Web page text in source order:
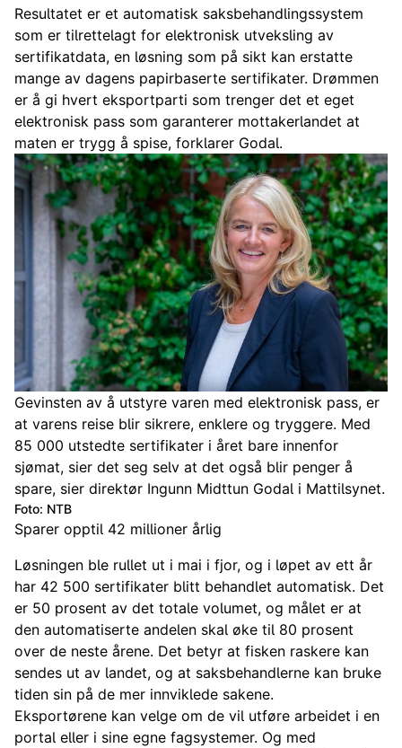
Resultatet er et automatisk saksbehandlingssystem
som er tilrettelagt for elektronisk utveksling av
sertifikatdata, en løsning som på sikt kan erstatte
mange av dagens papirbaserte sertifikater. Drømmen
er å gi hvert eksportparti som trenger det et eget
elektronisk pass som garanterer mottakerlandet at
maten er trygg å spise, forklarer Godal.
Gevinsten av å utstyre varen med elektronisk pass, er
at varens reise blir sikrere, enklere og tryggere. Med
85 000 utstedte sertifikater i året bare innenfor
sjømat, sier det seg selv at det også blir penger å
spare, sier direktør Ingunn Midttun Godal i Mattilsynet.
Foto: NTB
Sparer opptil 42 millioner årlig
Løsningen ble rullet ut i mai i fjor, og i løpet av ett år
har 42 500 sertifikater blitt behandlet automatisk. Det
er 50 prosent av det totale volumet, og målet er at
den automatiserte andelen skal øke til 80 prosent
over de neste årene. Det betyr at fisken raskere kan
sendes ut av landet, og at saksbehandlerne kan bruke
tiden sin på de mer innviklede sakene.
Eksportørene kan velge om de vil utføre arbeidet i en
portal eller i sine egne fagsystemer. Og med